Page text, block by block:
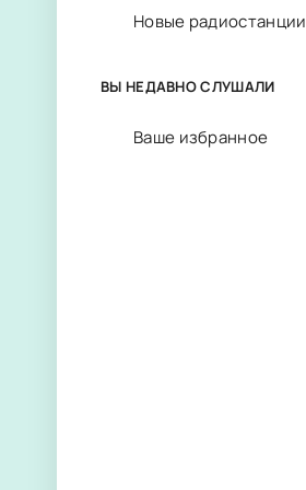
Новые радиостанции
ВЫ НЕДАВНО СЛУШАЛИ
Ваше избранное